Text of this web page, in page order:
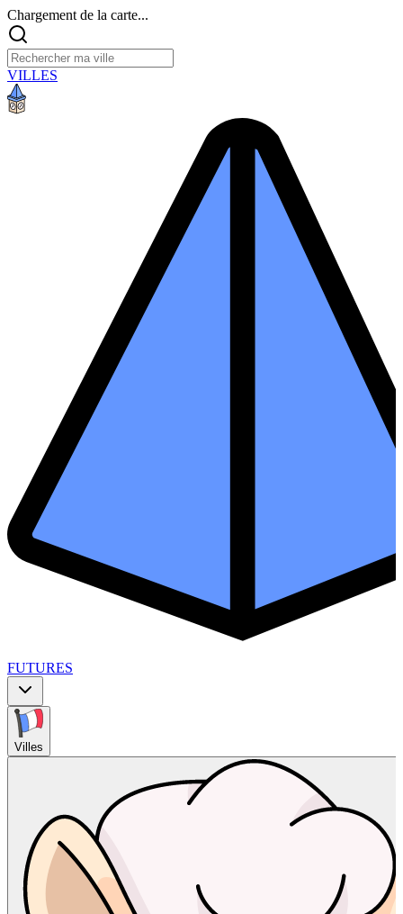
Chargement de la carte...
VILLES
FUTURES
Villes